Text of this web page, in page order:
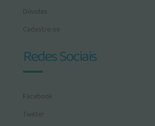
Dúvidas
Cadastre-se
Redes Sociais
Facebook
Twitter